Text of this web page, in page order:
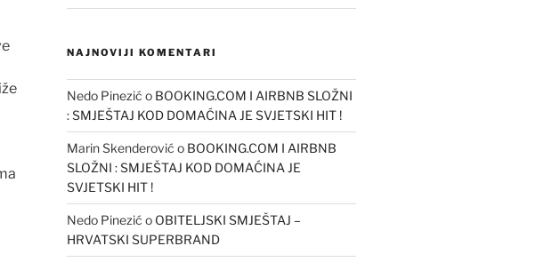
NAJNOVIJI KOMENTARI
Nedo Pinezić o BOOKING.COM I AIRBNB SLOŽNI
: SMJEŠTAJ KOD DOMAĆINA JE SVJETSKI HIT !
Marin Skenderović o BOOKING.COM I AIRBNB
SLOŽNI : SMJEŠTAJ KOD DOMAĆINA JE
SVJETSKI HIT !
Nedo Pinezić o OBITELJSKI SMJEŠTAJ –
HRVATSKI SUPERBRAND